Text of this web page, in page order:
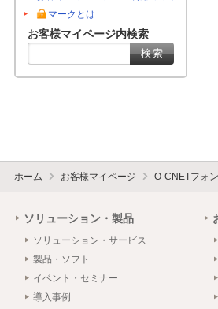
マークとは
お客様マイページ内検索
ホーム お客様マイページ O-CNETフォ
ソリューション・製品
ソリューション・サービス
製品・ソフト
イベント・セミナー
導入事例